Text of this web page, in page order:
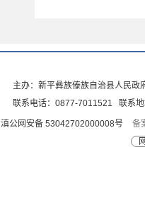
主办：新平彝族傣族自治县人民
联系电话：0877-7011521 联系
滇公网安备 53042702000008号
备